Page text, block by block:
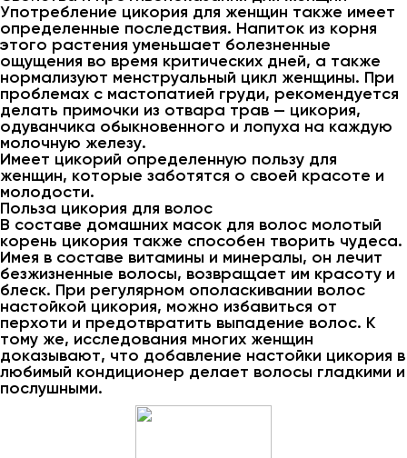
Употребление цикория для женщин также имеет
определенные последствия. Напиток из корня
этого растения уменьшает болезненные
ощущения во время критических дней, а также
нормализуют менструальный цикл женщины. При
проблемах с мастопатией груди, рекомендуется
делать примочки из отвара трав — цикория,
одуванчика обыкновенного и лопуха на каждую
молочную железу.
Имеет цикорий определенную пользу для
женщин, которые заботятся о своей красоте и
молодости.
Польза цикория для волос
В составе домашних масок для волос молотый
корень цикория также способен творить чудеса.
Имея в составе витамины и минералы, он лечит
безжизненные волосы, возвращает им красоту и
блеск. При регулярном ополаскивании волос
настойкой цикория, можно избавиться от
перхоти и предотвратить выпадение волос. К
тому же, исследования многих женщин
доказывают, что добавление настойки цикория в
любимый кондиционер делает волосы гладкими и
послушными.